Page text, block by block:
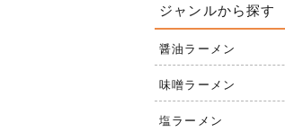
ジャンルから探す
醤油ラーメン
味噌ラーメン
塩ラーメン